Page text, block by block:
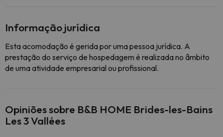
Informação jurídica
Esta acomodação é gerida por uma pessoa jurídica. A
prestação do serviço de hospedagem é realizada no âmbito
de uma atividade empresarial ou profissional.
Opiniões sobre B&B HOME Brides-les-Bains
Les 3 Vallées